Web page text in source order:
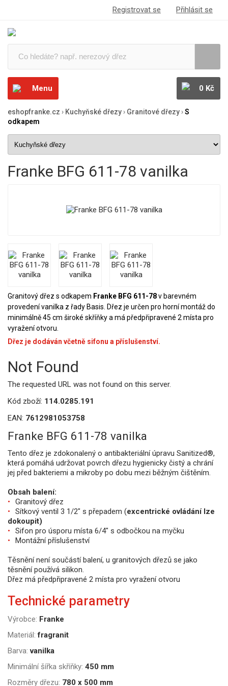
Registrovat se Přihlásit se
Menu 0 Kč
eshopfranke.cz › Kuchyňské dřezy› Granitové dřezy›S
odkapem
Franke BFG 611-78 vanilka
Granitový dřez s odkapem Franke BFG 611-78v barevném
provedení vanilka z řady Basis. Dřez je určen pro horní montáž do
minimálně 45 cm široké skříňky a má předpřipravené 2 místa pro
vyražení otvoru.
Dřez je dodáván včetně sifonu a příslušenství.
Not Found
The requested URL was not found on this server.
Kód zboží: 114.0285.191
EAN: 7612981053758
Franke BFG 611-78 vanilka
Tento dřez je zdokonalený o antibakteriální úpravu Sanitized®,
která pomáhá udržovat povrch dřezu hygienicky čistý a chrání
jej před bakteriemi a mikroby po dobu mezi běžným čištěním.
Obsah balení:
Granitový dřez
Sítkový ventil 3 1/2" s přepadem (excentrické ovládání lze
dokoupit)
Sifon pro úsporu místa 6/4" s odbočkou na myčku
Montážní příslušenství
Těsnění není součástí balení, u granitových dřezů se jako
těsnění používá silikon.
Dřez má předpřipravené 2 místa pro vyražení otvoru
Technické parametry
Výrobce: Franke
Materiál: fragranit
Barva: vanilka
Minimální šířka skříňky: 450 mm
Rozměry dřezu: 780 x 500 mm